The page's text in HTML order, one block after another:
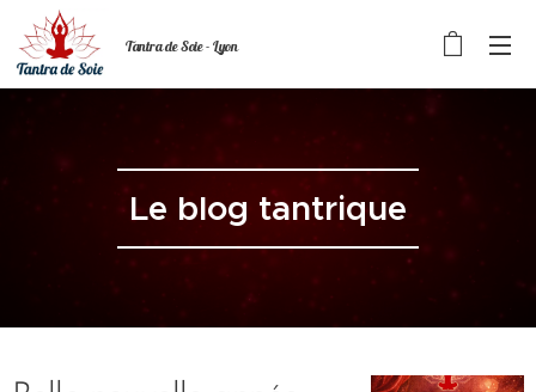
Tantra de Soie - Lyon
Le blog tantrique